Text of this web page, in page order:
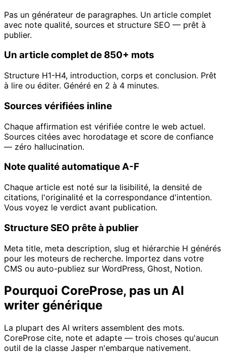
Pas un générateur de paragraphes. Un article complet
avec note qualité, sources et structure SEO — prêt à
publier.
Un article complet de 850+ mots
Structure H1-H4, introduction, corps et conclusion. Prêt
à lire ou éditer. Généré en 2 à 4 minutes.
Sources vérifiées inline
Chaque affirmation est vérifiée contre le web actuel.
Sources citées avec horodatage et score de confiance
— zéro hallucination.
Note qualité automatique A-F
Chaque article est noté sur la lisibilité, la densité de
citations, l'originalité et la correspondance d'intention.
Vous voyez le verdict avant publication.
Structure SEO prête à publier
Meta title, meta description, slug et hiérarchie H générés
pour les moteurs de recherche. Importez dans votre
CMS ou auto-publiez sur WordPress, Ghost, Notion.
Pourquoi CoreProse, pas un AI
writer générique
La plupart des AI writers assemblent des mots.
CoreProse cite, note et adapte — trois choses qu'aucun
outil de la classe Jasper n'embarque nativement.